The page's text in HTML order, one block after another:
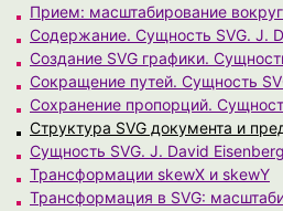
Прием: масштабирование
Содержание. Сущность SVG. J.
Создание SVG графики.
Сокращение путей. Сущность
Сохранение пропорций.
Структура SVG документа и
Сущность SVG. J. David Eisenberg
Трансформации skewX и skewY
Трансформация в SVG: